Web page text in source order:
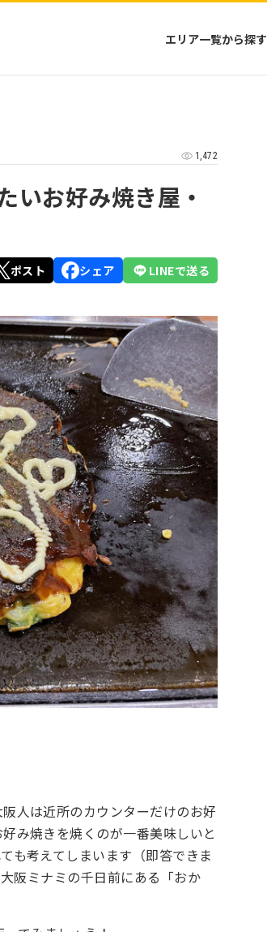
エリア一覧から探す
アジア
北米
中南米
ハワイ
ミクロネシア
オセアニア
1,472
いお好み焼き屋・
ポスト シェア LINEで送る
人は近所のカウンターだけのお好
み焼きを焼くのが一番美味しいと
も考えてしまいます（即答できま
阪ミナミの千日前にある「おか